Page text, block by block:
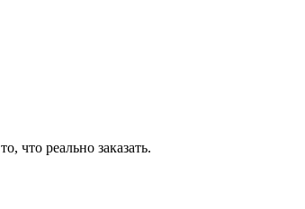
что реально заказать.